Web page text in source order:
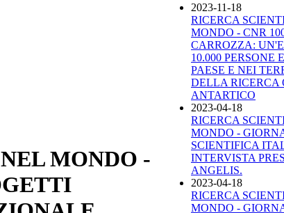
MONDO -
2023-11-18
RICERCA
MONDO - CNR
CARROZZA:
10.000 PERSONE
PAESE E NEI
DELLA RICERCA
ANTARTICO
2023-04-18
RICERCA
MONDO -
SCIENTIFICA
INTERVISTA
ANGELIS.
2023-04-18
RICERCA
MONDO -